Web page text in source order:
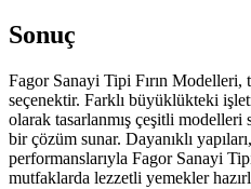
Sonuç
Fagor Sanayi Tipi Fırın
seçenektir. Farklı büyüklükteki
olarak tasarlanmış çeşitli
bir çözüm sunar. Dayanıklı
performanslarıyla Fagor Sanayi
mutfaklarda lezzetli yemekler